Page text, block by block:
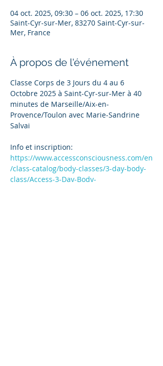
04 oct. 2025, 09:30 – 06 oct. 2025, 17:30
Saint-Cyr-sur-Mer, 83270 Saint-Cyr-sur-
Mer, France
À propos de l'événement
Classe Corps de 3 Jours du 4 au 6
Octobre 2025 à Saint-Cyr-sur-Mer à 40
minutes de Marseille/Aix-en-
Provence/Toulon avec Marie-Sandrine
Salvai
Info et inscription:
https://www.accessconsciousness.com/en
/class-catalog/body-classes/3-day-body-
class/Access-3-Day-Body-